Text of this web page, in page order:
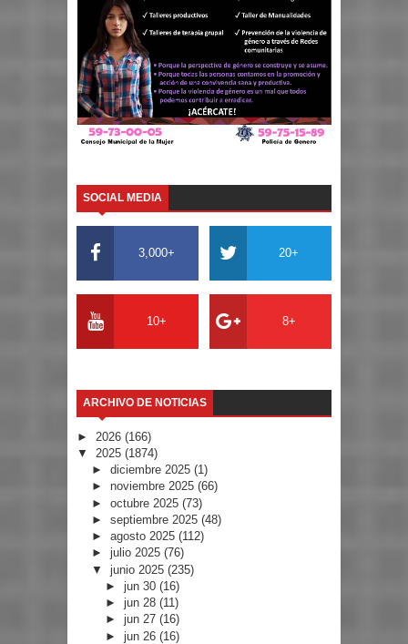
SOCIAL MEDIA
3,000+ 20+
10+ 8+
ARCHIVO DE NOTICIAS
► 2026 (166)
▼ 2025 (1874)
► diciembre 2025 (1)
► noviembre 2025 (66)
► octubre 2025 (73)
► septiembre 2025 (48)
► agosto 2025 (112)
► julio 2025 (76)
▼ junio 2025 (235)
►jun 30(16)
►jun 28(11)
►jun 27(16)
►jun 26(16)